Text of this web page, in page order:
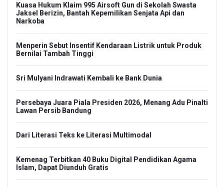
Kuasa Hukum Klaim 995 Airsoft Gun di Sekolah Swasta
Jaksel Berizin, Bantah Kepemilikan Senjata Api dan
Narkoba
Menperin Sebut Insentif Kendaraan Listrik untuk Produk
Bernilai Tambah Tinggi
Sri Mulyani Indrawati Kembali ke Bank Dunia
Persebaya Juara Piala Presiden 2026, Menang Adu Pinalti
Lawan Persib Bandung
Dari Literasi Teks ke Literasi Multimodal
Kemenag Terbitkan 40 Buku Digital Pendidikan Agama
Islam, Dapat Diunduh Gratis